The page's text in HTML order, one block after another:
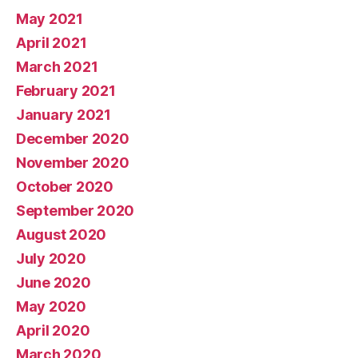
May 2021
April 2021
March 2021
February 2021
January 2021
December 2020
November 2020
October 2020
September 2020
August 2020
July 2020
June 2020
May 2020
April 2020
March 2020